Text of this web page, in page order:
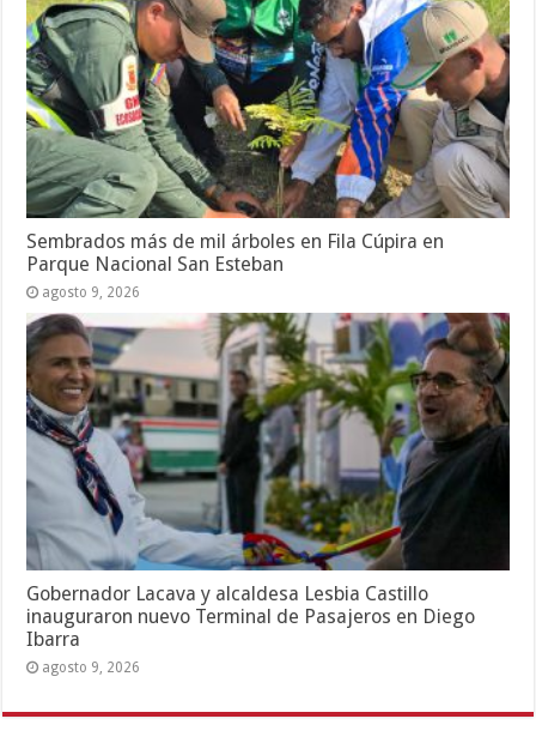
Sembrados más de mil árboles en Fila Cúpira en
Parque Nacional San Esteban
agosto 9, 2026
Gobernador Lacava y alcaldesa Lesbia Castillo
inauguraron nuevo Terminal de Pasajeros en Diego
Ibarra
agosto 9, 2026